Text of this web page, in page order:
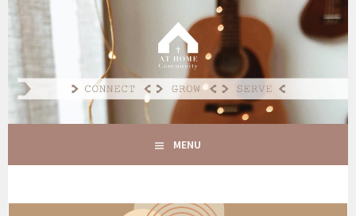
Spring
inhoud
AT HOME COMMUNITY
CONNECT GROW SERVE
MENU